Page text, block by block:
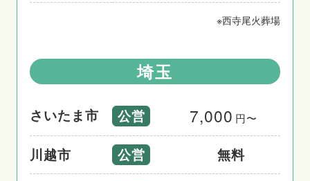
※西寺尾火葬場
埼玉
さいたま市 公営 7,000 円〜
川越市 公営 無料